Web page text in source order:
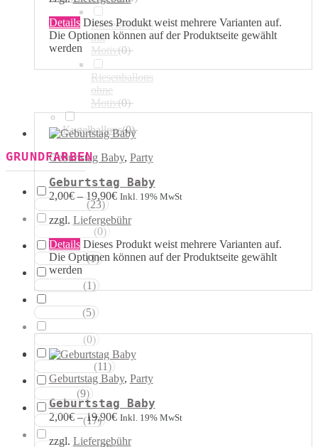
Details Dieses Produkt weist mehrere Varianten auf.
Die Optionen können auf der Produktseite gewählt
werden
Geburtstag Baby, Party
Geburtstag Baby
2,00€–19,90€ Inkl. 19% MwSt
zzgl. Liefergebühr
Details Dieses Produkt weist mehrere Varianten auf.
Die Optionen können auf der Produktseite gewählt
werden
Geburtstag Baby, Party
Geburtstag Baby
2,00€–19,90€ Inkl. 19% MwSt
zzgl. Liefergebühr
Riesenballons
mit
Motiv(0)
Riesenballons
ohne
Motiv(0)
Kugelballons(0)
GRUNDFARBEN
Weisstöne (23)
(0)
Silbertöne (1)
(1)
(5)
(0)
(11)
(9)
Rosatöne (17)